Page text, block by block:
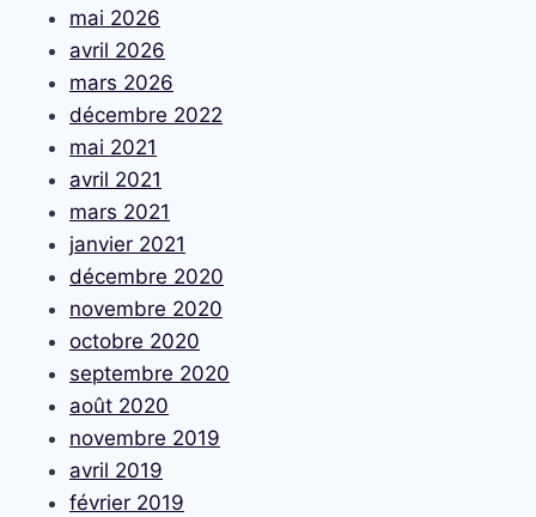
mai 2026
avril 2026
mars 2026
décembre 2022
mai 2021
avril 2021
mars 2021
janvier 2021
décembre 2020
novembre 2020
octobre 2020
septembre 2020
août 2020
novembre 2019
avril 2019
février 2019